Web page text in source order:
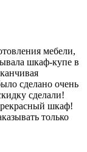
мебели,
шкаф-купе в
сделано очень
сделали!
шкаф!
только